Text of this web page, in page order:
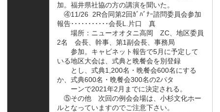
加。福井県社協の方の講演を聞いた。
④11/26 2R合同第2回ｶﾞﾊﾞﾅｰ諮問委員会参加
報告･･･････････会長L.片口 真
場所：ニューオオタニ高岡 ZC、地区委員
2名 会長、幹事、第1副会長、事務局
参加。キャビネット報告で5月に予定して
いる地区大会は、式典と晩餐会を別登録
とし、式典1,200名・晩餐会600名にする
か、式典600名・晩餐会300名の2パタ
ーンで2021年2月までに決定される。
⑤その他 次回の例会会場は、小杉文化ホー
ルとなっていますのでご注意下さい。